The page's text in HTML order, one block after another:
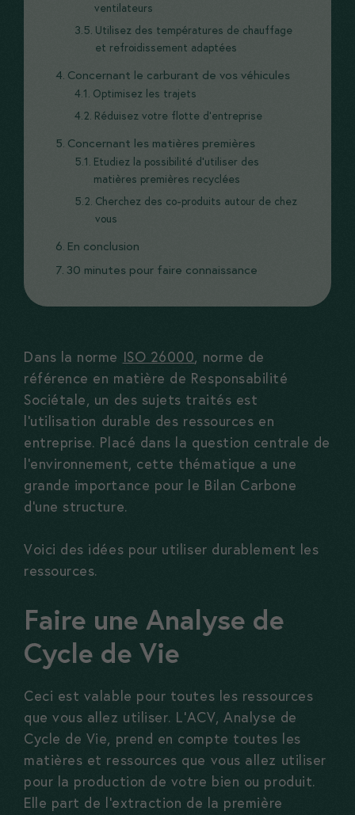
ventilateurs
Utilisez des températures de chauffage
et refroidissement adaptées
Concernant le carburant de vos véhicules
Optimisez les trajets
Réduisez votre flotte d’entreprise
Concernant les matières premières
Etudiez la possibilité d’utiliser des
matières premières recyclées
Cherchez des co-produits autour de chez
vous
En conclusion
30 minutes pour faire connaissance
Dans la norme ISO 26000, norme de
référence en matière de Responsabilité
Sociétale, un des sujets traités est
l’utilisation durable des ressources en
entreprise. Placé dans la question centrale de
l’environnement, cette thématique a une
grande importance pour le Bilan Carbone
d’une structure.
Voici des idées pour utiliser durablement les
ressources.
Faire une Analyse de
Cycle de Vie
Ceci est valable pour toutes les ressources
que vous allez utiliser. L’ACV, Analyse de
Cycle de Vie, prend en compte toutes les
matières et ressources que vous allez utiliser
pour la production de votre bien ou produit.
Elle part de l’extraction de la première